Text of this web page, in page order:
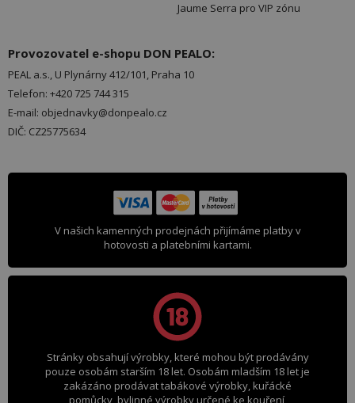
Jaume Serra pro VIP zónu
Provozovatel e-shopu DON PEALO:
PEAL a.s., U Plynárny 412/101, Praha 10
Telefon: +420 725 744 315
E-mail: objednavky@donpealo.cz
DIČ: CZ25775634
V našich kamenných prodejnách přijímáme platby v
hotovosti a platebními kartami.
Stránky obsahují výrobky, které mohou být prodávány
pouze osobám starším 18 let. Osobám mladším 18 let je
zakázáno prodávat tabákové výrobky, kuřácké
pomůcky, bylinné výrobky určené ke kouření,